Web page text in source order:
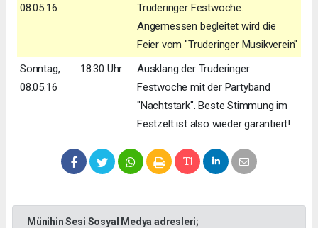
08.05.16
Truderinger Festwoche.
Angemessen begleitet wird die
Feier vom "Truderinger Musikverein"
Sonntag,
08.05.16
18.30 Uhr
Ausklang der Truderinger
Festwoche mit der Partyband
"Nachtstark". Beste Stimmung im
Festzelt ist also wieder garantiert!
Münihin Sesi Sosyal Medya adresleri;